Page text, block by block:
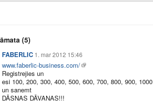
(5)
FABERLIC 1. mar 2012 15:46
www.faberlic-business.com/
Registrejies un
esi 100, 200, 300, 400, 500, 600, 700, 800, 900, 1000
un sanemt
DĀSNAS DĀVANAS!!!